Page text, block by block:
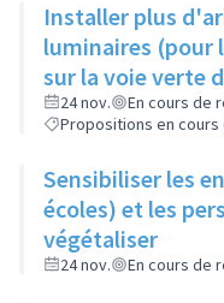
Installer plus
luminaires (pour
sur la voie verte
et la rue de
24 nov.
En cours de
Propositions en cours
Sensibiliser les
écoles) et les
végétaliser
24 nov. En cours de